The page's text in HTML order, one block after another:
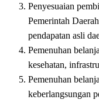
Penyesuaian
Pemerintah
pendapatan asli
Pemenuhan
kesehatan,
Pemenuhan
keberlangsungan